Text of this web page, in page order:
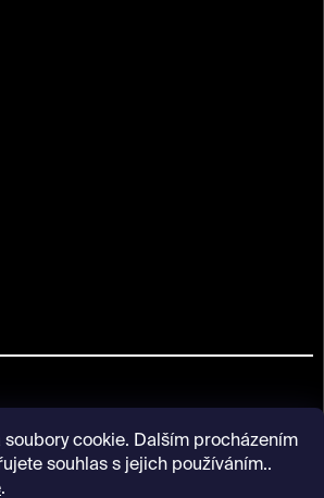
soubory cookie. Dalším procházením
souhlas s jejich používáním..
.